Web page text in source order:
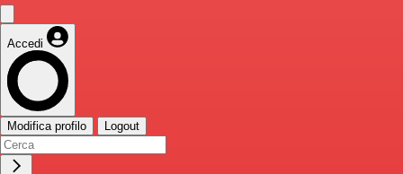
Accedi
Modifica profilo Logout